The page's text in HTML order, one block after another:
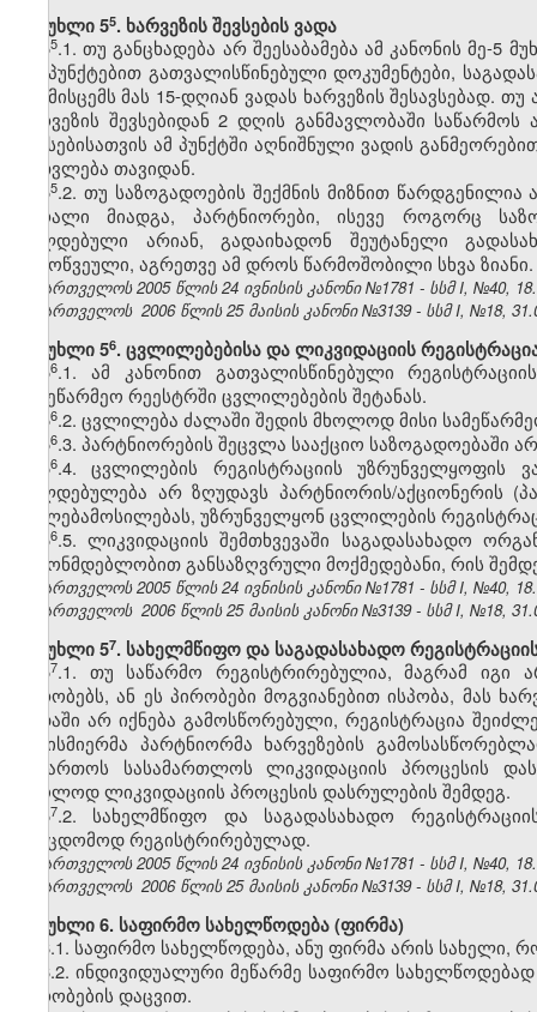
მუხლი 5​5. ხარვეზის შევსების ვადა
5​5.1. თუ განცხადება არ შეესაბამება ამ კანონის მე-5
5.6 პუნქტებით გათვალისწინებული დოკუმენტები,
და მისცემს მას 15-დღიან ვადას ხარვეზის შესავსებად.
ხარვეზის შევსებიდან 2 დღის განმავლობაში
შევსებისათვის ამ პუნქტში აღნიშნული ვადის
აითვლება თავიდან.
5​5.2. თუ საზოგადოების შექმნის მიზნით წარდგენილია
ზარალი მიადგა, პარტნიორები, ისევე როგორც
ვალდებული არიან, გადაიხადონ შეუტანელი
გამოწვეული, აგრეთვე ამ დროს წარმოშობილი სხვა ზიანი.
საქართველოს 2005 წლის 24 ივნისის კანონი №1781 - სსმ I, №40,
საქართველოს 2006 წლის 25 მაისის კანონი №3139 - სსმ I, №18,
მუხლი 5​6. ცვლილებებისა და ლიკვიდაციის
5​6.1. ამ კანონით გათვალისწინებული
სამეწარმეო რეესტრში ცვლილებების შეტანას.
5​6.2. ცვლილება ძალაში შედის მხოლოდ მისი
5​6.3. პარტნიორების შეცვლა სააქციო საზოგადოებაში
5​6.4. ცვლილების რეგისტრაციის უზრუნველყოფის
ვალდებულება არ ზღუდავს პარტნიორის/აქციონერის
უფლებამოსილებას, უზრუნველყონ ცვლილების
5​6.5. ლიკვიდაციის შემთხვევაში საგადასახადო
კანონმდებლობით განსაზღვრული მოქმედებანი, რის
საქართველოს 2005 წლის 24 ივნისის კანონი №1781 - სსმ I, №40,
საქართველოს 2006 წლის 25 მაისის კანონი №3139 - სსმ I, №18,
მუხლი 5​7. სახელმწიფო და საგადასახადო რეგისტრაციის
5​7.1. თუ საწარმო რეგისტრირებულია, მაგრამ იგი
პირობებს, ან ეს პირობები მოგვიანებით ისპობა, მას
ვადაში არ იქნება გამოსწორებული, რეგისტრაცია
ნებისმიერმა პარტნიორმა ხარვეზების
მიმართოს სასამართლოს ლიკვიდაციის პროცესის
მხოლოდ ლიკვიდაციის პროცესის დასრულების შემდეგ.
5​7.2. სახელმწიფო და საგადასახადო
უშეცდომოდ რეგისტრირებულად.
საქართველოს 2005 წლის 24 ივნისის კანონი №1781 - სსმ I, №40,
საქართველოს 2006 წლის 25 მაისის კანონი №3139 - სსმ I, №18,
მუხლი 6. საფირმო სახელწოდება (ფირმა)
6.1. საფირმო სახელწოდება, ანუ ფირმა არის სახელი,
6.2. ინდივიდუალური მეწარმე საფირმო
პირობების დაცვით.